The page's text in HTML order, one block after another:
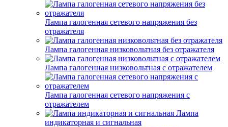
Лампа галогенная сетевого напряжения без
отражателя
Лампа галогенная низковольтная без отражателя
Лампа галогенная низковольтная с отражателем
Лампа галогенная сетевого напряжения с
отражателем
Лампа
индикаторная и сигнальная